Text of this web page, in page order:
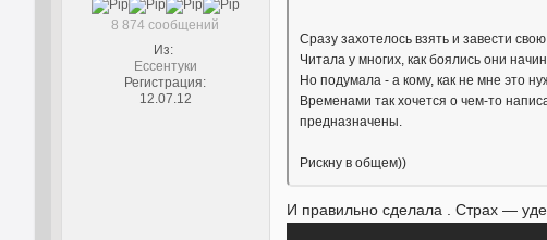
8 874 сообщений
Из:
Ессентуки
Регистрация:
12.07.12
Сразу захотелось взять и завести
Читала у многих, как боялись они
Но подумала - а кому, как не мне это
Временами так хочется о чем-то
предназначены.
Рискну в общем))
И правильно сделала . Страх —